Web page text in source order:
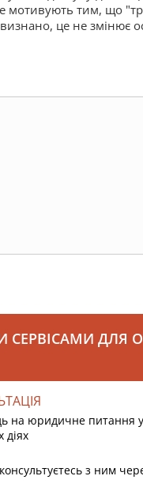
мотивують тим, що
це не змінює
СЕРВІСАМИ ДЛЯ
на юридичне
діях
з ним